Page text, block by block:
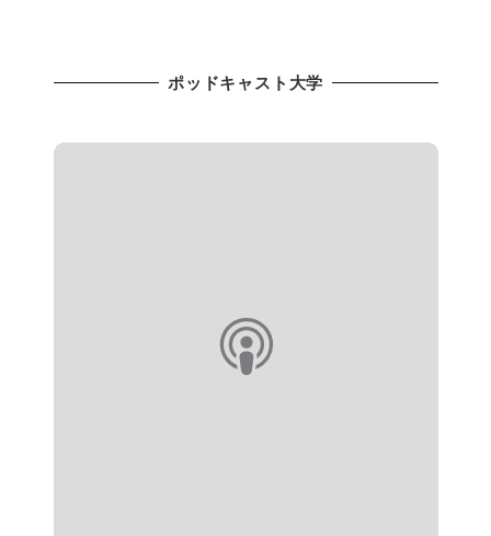
ポッドキャスト大学